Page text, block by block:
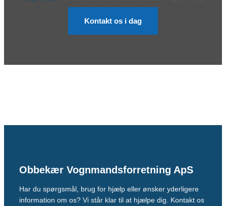
Kontakt os i dag
Obbekær Vognmandsforretning ApS
Har du spørgsmål, brug for hjælp eller ønsker yderligere
information om os? Vi står klar til at hjælpe dig. Kontakt os